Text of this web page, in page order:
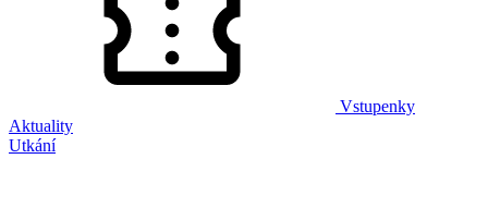
Vstupenky
Aktuality
Utkání